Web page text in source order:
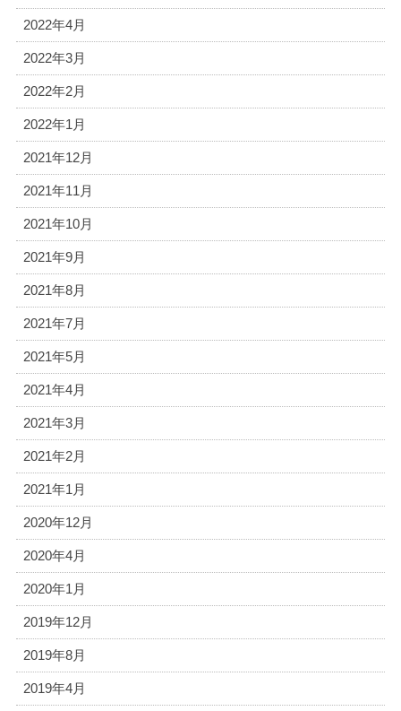
2022年4月
2022年3月
2022年2月
2022年1月
2021年12月
2021年11月
2021年10月
2021年9月
2021年8月
2021年7月
2021年5月
2021年4月
2021年3月
2021年2月
2021年1月
2020年12月
2020年4月
2020年1月
2019年12月
2019年8月
2019年4月